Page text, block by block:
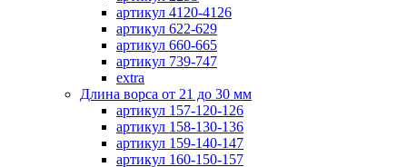
артикул 4120-4126
артикул 622-629
артикул 660-665
артикул 739-747
extra
Длина ворса от 21 до 30 мм
артикул 157-120-126
артикул 158-130-136
артикул 159-140-147
артикул 160-150-157